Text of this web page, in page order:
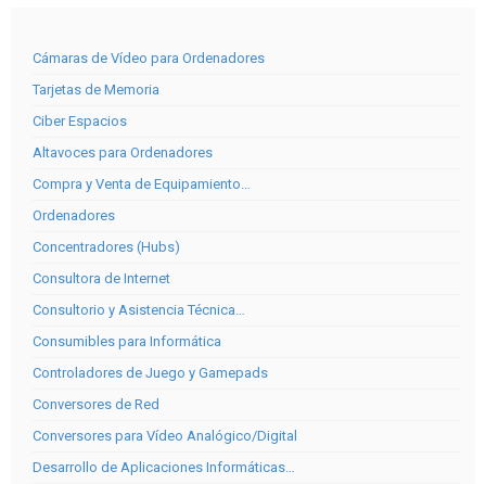
Cámaras de Vídeo para Ordenadores
Tarjetas de Memoria
Ciber Espacios
Altavoces para Ordenadores
Compra y Venta de Equipamiento…
Ordenadores
Concentradores (Hubs)
Consultora de Internet
Consultorio y Asistencia Técnica…
Consumibles para Informática
Controladores de Juego y Gamepads
Conversores de Red
Conversores para Vídeo Analógico/Digital
Desarrollo de Aplicaciones Informáticas…